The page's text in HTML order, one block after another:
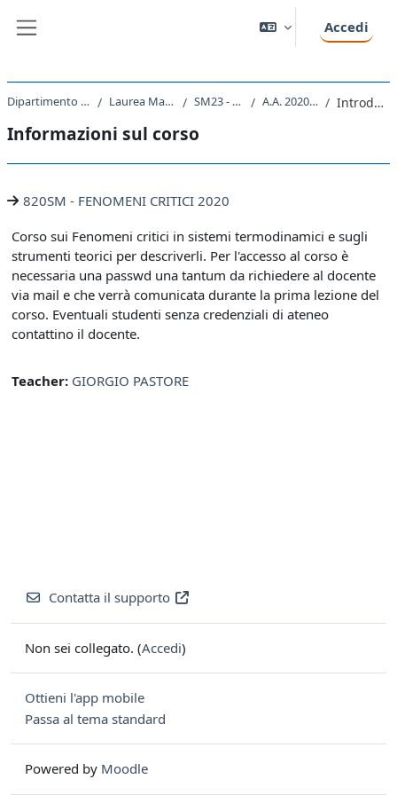
Accedi
Dipartimento di Fisica Laurea Magistrale SM23 - FISICA A.A. 2020 - 2021 Introduzione
Informazioni sul corso
820SM - FENOMENI CRITICI 2020
Corso sui Fenomeni critici in sistemi termodinamici e sugli
strumenti teorici per descriverli. Per l'accesso al corso è
necessaria una passwd una tantum da richiedere al docente
via mail e che verrà comunicata durante la prima lezione del
corso. Eventuali studenti senza credenziali di ateneo
contattino il docente.
Teacher: GIORGIO PASTORE
Contatta il supporto
Non sei collegato. (Accedi)
Ottieni l'app mobile
Passa al tema standard
Powered by Moodle